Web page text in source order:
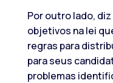
Por outro lado,
objetivos na lei
regras para
para seus
problemas